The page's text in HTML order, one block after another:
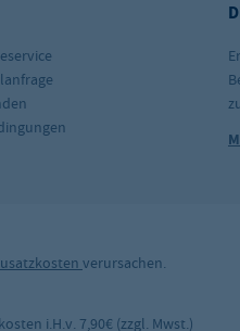
verursachen.
i.H.v. 7,90€ (zzgl. Mwst.)